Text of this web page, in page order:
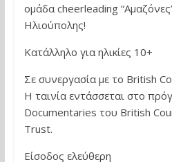
ομάδα cheerleading
Ηλιούπολης!
Κατάλληλο για ηλικίες 10+
Σε συνεργασία με το British
Η ταινία εντάσσεται στο
Documentaries του British
Trust.
Είσοδος ελεύθερη